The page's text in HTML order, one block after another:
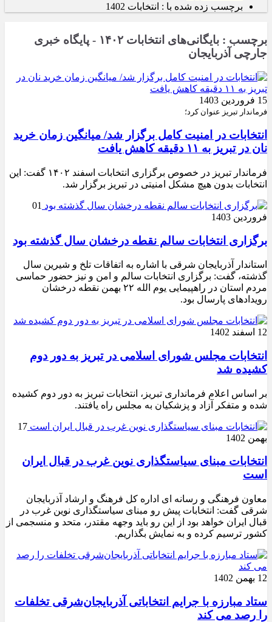
برچسب زده شده با : انتخابات 1402
برچسب : بایگانی‌های انتخابات ۱۴۰۲ - پایگاه خبری
جارچی آذربایجان
15 فروردین 1403
فرماندار تبریز عنوان کرد؛
انتخابات در امنیت کامل برگزار شد/ میانگین زمان خرید
نان در تبریز به ۱۱ دقیقه کاهش یافت
فرماندار تبریز در خصوص برگزاری انتخابات اسفند ۱۴۰۲ گفت: این
انتخابات بدون هیچ مشکل امنیتی در تبریز برگزار شد.
01
فروردین 1403
برگزاری انتخابات سالم نقطه درخشان سال گذشته بود
استاندار آذربایجان شرقی با اشاره به اتفاقات تلخ و شیرین سال
گذشته، گفت: برگزاری انتخابات سالم و امن و نیز حضور حماسی
مردم استان در راهپیمایی یوم الله ۲۲ بهمن نقطه درخشان
رویدادهای پارسال بود.
12 اسفند 1402
انتخابات مجلس شورای اسلامی در تبریز به دور دوم
کشیده شد
بر اساس اعلام فرمانداری تبریز، انتخابات تبریز به دور دوم کشیده
شده و متفکر آزاد و پزشکیان به مجلس راه یافتند.
17
بهمن 1402
انتخابات مبنای سیاستگذاری نوین غرب در قبال ایران
است
معاون فرهنگی و رسانه ای اداره کل فرهنگ و ارشاد آذربایجان
شرقی گفت: انتخابات پیش رو مبنای سیاستگذاری نوین غرب در
قبال ایران خواهد بود از این رو باید وجهه مقتدر، متحد و منسجمی از
کشور ترسیم کرده و به نمایش بگذاریم.
12 بهمن 1402
ستاد مبارزه با جرایم انتخاباتی آذربایجان‌شرقی تخلفات
را رصد می کند